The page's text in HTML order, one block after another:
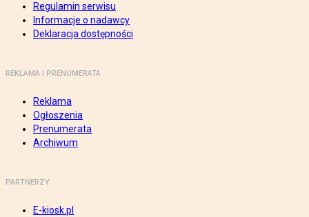
Regulamin serwisu
Informacje o nadawcy
Deklaracja dostępności
REKLAMA I PRENUMERATA
Reklama
Ogłoszenia
Prenumerata
Archiwum
PARTNERZY
E-kiosk.pl